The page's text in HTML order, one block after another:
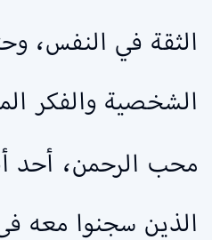
الثقة في النفس،
الشخصية والفكر
محب الرحمن، أحد